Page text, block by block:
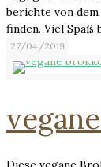
berichte von
finden. Viel Spaß
27/04/2019